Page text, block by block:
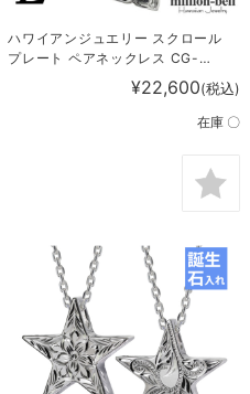
ハワイアンジュエリー スクロール
プレート ペアネックレス CG-
¥22,600(税込)
在庫 〇